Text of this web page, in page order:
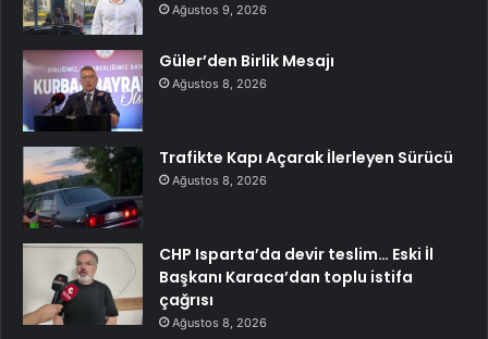
Ağustos 9, 2026
Güler’den Birlik Mesajı
Ağustos 8, 2026
Trafikte Kapı Açarak İlerleyen Sürücü
Ağustos 8, 2026
CHP Isparta’da devir teslim… Eski İl
Başkanı Karaca’dan toplu istifa
çağrısı
Ağustos 8, 2026